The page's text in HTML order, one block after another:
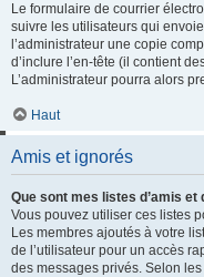
Le formulaire de courrier
suivre les utilisateurs qui
l’administrateur une copie
d’inclure l’en-tête (il contient
L’administrateur pourra alors
Haut
Amis et ignorés
Que sont mes listes d’amis et
Vous pouvez utiliser ces listes
Les membres ajoutés à votre
de l’utilisateur pour un accès
des messages privés. Selon